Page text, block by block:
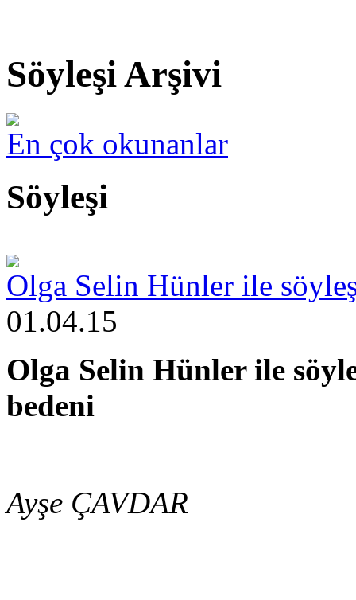
Söyleşi Arşivi
En çok okunanlar
Söyleşi
Olga Selin Hünler ile
01.04.15
Olga Selin Hünler ile
bedeni
Ayşe ÇAVDAR